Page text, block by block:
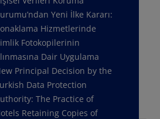
Yeni İlke Kararı:
Hizmetlerinde
Fotokopilerinin
Dair Uygulama
Principal Decision by the
Data Protection
The Practice of
Retaining Copies of